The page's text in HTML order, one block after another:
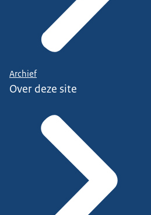
Archief
Over deze site